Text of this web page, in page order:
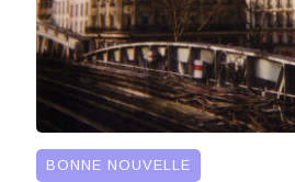
BONNE NOUVELLE